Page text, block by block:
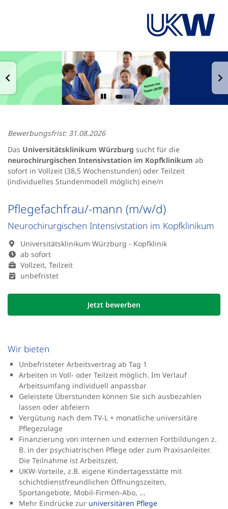
Pflegefachfrau/-mann (m/w/d)
Neurochirurgischen Intensivstation im Kopfklinikum
Universitätsklinikum Würzburg - Kopfklinik
ab sofort
Vollzeit, Teilzeit
unbefristet
Jetzt bewerben
Bewerbungsfrist: 31.08.2026
Das Universitätsklinikum Würzburg sucht für die
neurochirurgischen Intensivstation im Kopfklinikum ab
sofort in Vollzeit (38,5 Wochenstunden) oder Teilzeit
(individuelles Stundenmodell möglich) eine/n
Wir bieten
Unbefristeter Arbeitsvertrag ab Tag 1
Arbeiten in Voll- oder Teilzeit möglich. Im Verlauf
Arbeitsumfang individuell anpassbar
Geleistete Überstunden können Sie sich ausbezahlen
lassen oder abfeiern
Vergütung nach dem TV-L + monatliche universitäre
Pflegezulage
Finanzierung von internen und externen Fortbildungen z.
B. in der psychiatrischen Pflege oder zum Praxisanleiter.
Die Teilnahme ist Arbeitszeit.
UKW-Vorteile, z.B. eigene Kindertagesstätte mit
schichtdienstfreundlichen Öffnungszeiten,
Sportangebote, Mobil-Firmen-Abo, ...
Mehr Eindrücke zur universitären Pflege